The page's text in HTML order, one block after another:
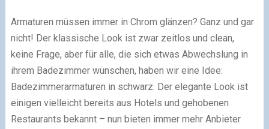
Armaturen müssen immer in Chrom glänzen? Ganz und gar
nicht! Der klassische Look ist zwar zeitlos und clean,
keine Frage, aber für alle, die sich etwas Abwechslung in
ihrem Badezimmer wünschen, haben wir eine Idee:
Badezimmerarmaturen in schwarz. Der elegante Look ist
einigen vielleicht bereits aus Hotels und gehobenen
Restaurants bekannt – nun bieten immer mehr Anbieter